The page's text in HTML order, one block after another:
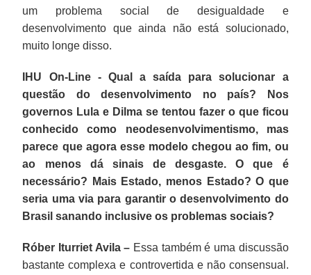
um problema social de desigualdade e
desenvolvimento que ainda não está solucionado,
muito longe disso.
IHU On-Line - Qual a saída para solucionar a
questão do desenvolvimento no país? Nos
governos Lula e Dilma se tentou fazer o que ficou
conhecido como neodesenvolvimentismo, mas
parece que agora esse modelo chegou ao fim, ou
ao menos dá sinais de desgaste. O que é
necessário? Mais Estado, menos Estado? O que
seria uma via para garantir o desenvolvimento do
Brasil sanando inclusive os problemas sociais?
Róber Iturriet Avila – Essa também é uma discussão
bastante complexa e controvertida e não consensual.